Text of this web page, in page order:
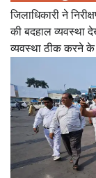
जिलाधिकारी ने
की बदहाल व्यवस्था
व्यवस्था ठीक करने के